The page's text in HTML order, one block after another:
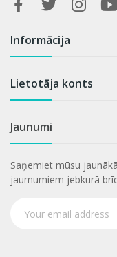
Informācija
Lietotāja konts
Jaunumi
Saņemiet mūsu
jaumumiem jebkurā